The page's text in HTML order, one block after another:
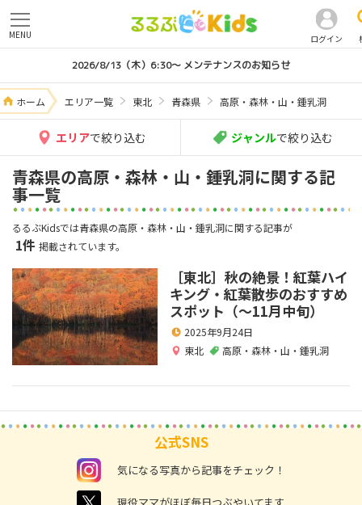
ログイン
MENU
2026/8/13（木）6:30～ メンテナンスのお知らせ
ホーム エリア一覧 東北 青森県 高原・森林・山・鍾乳洞
エリアで絞り込む ジャンルで絞り込む
青森県の高原・森林・山・鍾乳洞に関する記
事一覧
るるぶKidsでは青森県の高原・森林・山・鍾乳洞に関する記事が
1件 掲載されています。
［東北］秋の絶景！紅葉ハイ
キング・紅葉散歩のおすすめ
スポット（～11月中旬）
2025年9月24日
東北
高原・森林・山・鍾乳洞
公式SNS
instagram 気になる写真から記事をチェック！